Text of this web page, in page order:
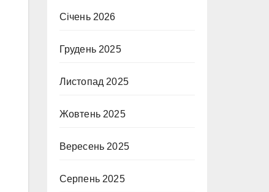
Січень 2026
Грудень 2025
Листопад 2025
Жовтень 2025
Вересень 2025
Серпень 2025